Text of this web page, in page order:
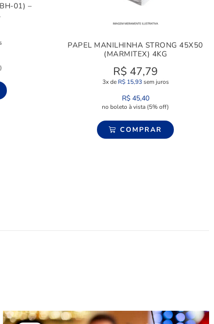
01) –
PAPEL MANILHINHA STRONG 45X50
(MARMITEX) 4KG
R$ 47,79
3x de R$15,93sem juros
R$45,40
no boleto à vista (5% off)
COMPRAR